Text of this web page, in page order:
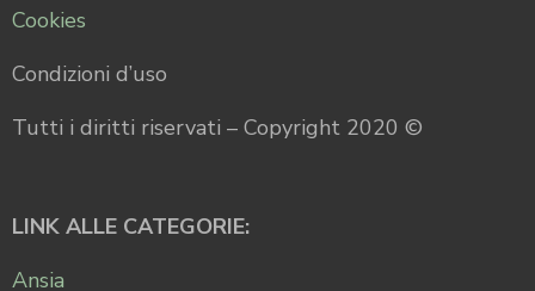
Cookies
Condizioni d’uso
Tutti i diritti riservati – Copyright 2020 ©
LINK ALLE CATEGORIE:
Ansia